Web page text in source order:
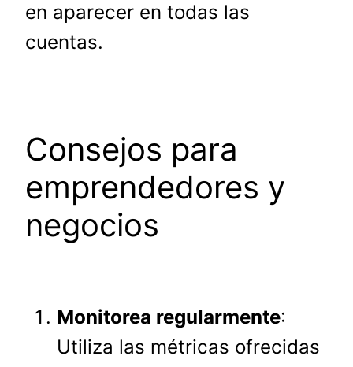
en aparecer en todas las
cuentas.
Consejos para
emprendedores y
negocios
Monitorea regularmente:
Utiliza las métricas ofrecidas